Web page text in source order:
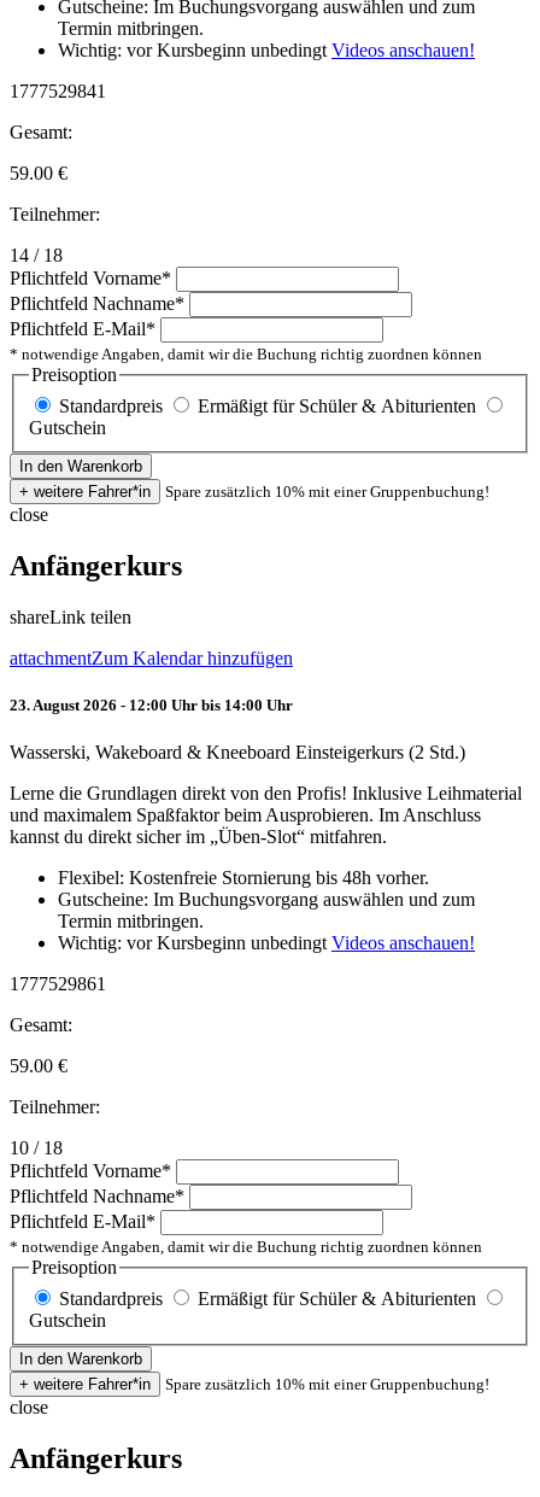
Gutscheine: Im Buchungsvorgang auswählen und zum
Termin mitbringen.
Wichtig: vor Kursbeginn unbedingtVideos anschauen!
1777529841
Gesamt:
59.00 €
Teilnehmer:
14 / 18
Pflichtfeld Vorname*
Pflichtfeld Nachname*
Pflichtfeld E-Mail*
* notwendige Angaben, damit wir die Buchung richtig zuordnen können
Preisoption
Standardpreis
Ermäßigt für Schüler & Abiturienten
Gutschein
Spare zusätzlich 10% mit einer Gruppenbuchung!
close
Anfängerkurs
shareLink teilen
attachmentZum Kalendar hinzufügen
23. August 2026 - 12:00 Uhr bis 14:00 Uhr
Wasserski, Wakeboard & Kneeboard Einsteigerkurs (2 Std.)
Lerne die Grundlagen direkt von den Profis! Inklusive Leihmaterial
und maximalem Spaßfaktor beim Ausprobieren. Im Anschluss
kannst du direkt sicher im „Üben-Slot“ mitfahren.
Flexibel: Kostenfreie Stornierung bis 48h vorher.
Gutscheine: Im Buchungsvorgang auswählen und zum
Termin mitbringen.
Wichtig: vor Kursbeginn unbedingt Videos anschauen!
1777529861
Gesamt:
59.00 €
Teilnehmer:
10 / 18
Pflichtfeld Vorname*
Pflichtfeld Nachname*
Pflichtfeld E-Mail*
* notwendige Angaben, damit wir die Buchung richtig zuordnen können
Preisoption
Standardpreis
Ermäßigt für Schüler & Abiturienten
Gutschein
Spare zusätzlich 10% mit einer Gruppenbuchung!
close
Anfängerkurs